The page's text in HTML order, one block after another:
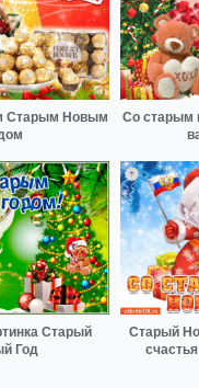
Старым Новым
Со старым
Старый
Год
Старый